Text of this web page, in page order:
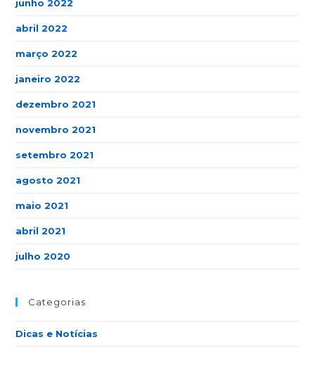
junho 2022
abril 2022
março 2022
janeiro 2022
dezembro 2021
novembro 2021
setembro 2021
agosto 2021
maio 2021
abril 2021
julho 2020
Categorias
Dicas e Notícias